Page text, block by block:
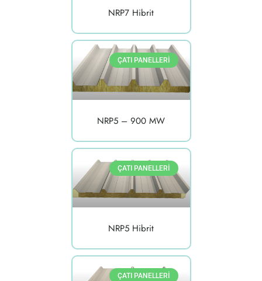
NRP7 Hibrit
ÇATI PANELLERI
NRP5 – 900 MW
ÇATI PANELLERI
NRP5 Hibrit
ÇATI PANELLERI